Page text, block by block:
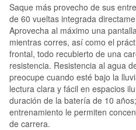
Saque más provecho de sus
de 60 vueltas integrada
Aprovecha al máximo una
mientras corres, así como el
frontal, todo recubierto de una
resistencia. Resistencia al agua
preocupe cuando esté bajo la
lectura clara y fácil en espacios
duración de la batería de 10
entrenamiento le permiten
de carrera.